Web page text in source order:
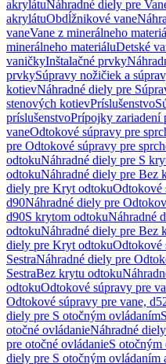
akrylátuNáhradné diely pre
akrylátuObdĺžnikové vane
vaneVane z minerálneho
minerálneho materiáluDetské
vaničkyInštalačné prvky
prvkySúpravy nožičiek a
kotievNáhradné diely pre
stenových kotievPríslušenstvo
príslušenstvoPrípojky zariadení
vaneOdtokové súpravy pre
pre Odtokové súpravy pre
odtokuNáhradné diely pre S
odtokuNáhradné diely pre Bez
diely pre Kryt odtokuOdtokové
d90Náhradné diely pre
d90S krytom odtokuNáhradné
odtokuNáhradné diely pre Bez
diely pre Kryt odtokuOdtokové
SestraNáhradné diely pre
SestraBez krytu odtoku
odtokuOdtokové súpravy pre
Odtokové súpravy pre vane,
diely pre S otočným ovládaním
otočné ovládanieNáhradné
pre otočné ovládanieS
diely pre S otočným ovládaním